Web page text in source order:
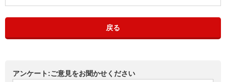
戻る
アンケート:ご意見をお聞かせください